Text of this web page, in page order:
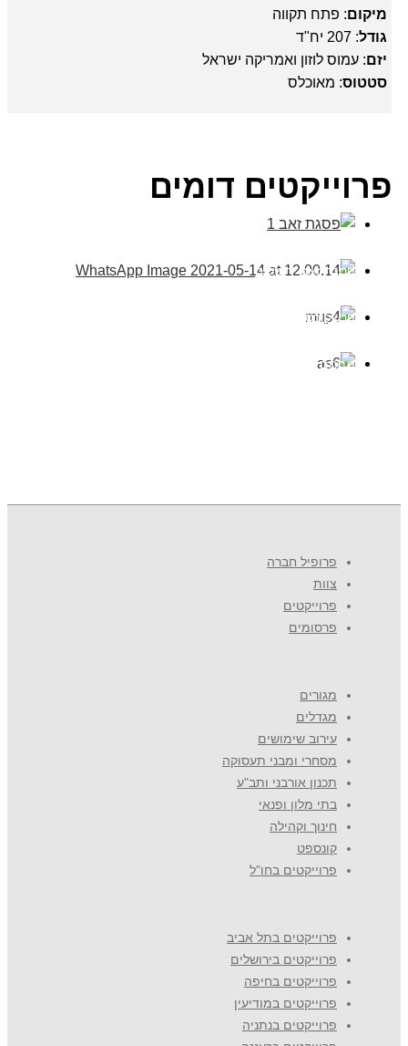
מיקום: פתח תקווה
גודל: 207 יח"ד
יזם: עמוס לוזון ואמריקה ישראל
סטטוס: מאוכלס
פרוייקטים דומים
פסגת זאב ירושלים
פרשקובסקי אשדוד
מתחם שילר פתח תקווה
פרופיל חברה
צוות
פרוייקטים
פרסומים
מגורים
מגדלים
עירוב שימושים
מסחרי ומבני תעסוקה
תכנון אורבני ותב"ע
בתי מלון ופנאי
חינוך וקהילה
קונספט
פרוייקטים בחו"ל
פרוייקטים בתל אביב
פרוייקטים בירושלים
פרוייקטים בחיפה
פרוייקטים במודיעין
פרוייקטים בנתניה